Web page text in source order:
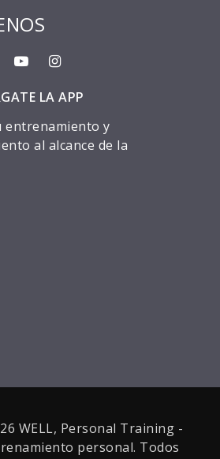
LA APP
entrenamiento y
al alcance de la
WELL, Personal Training -
personal. Todos